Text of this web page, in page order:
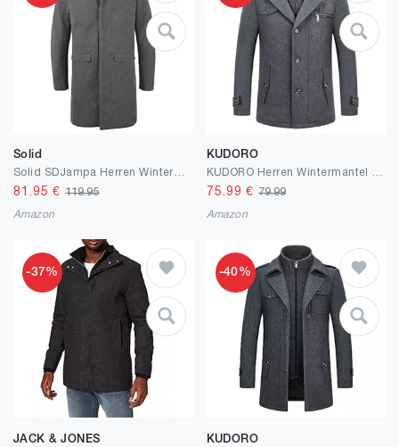
Solid
Solid SDJampa Herren Wintermantel Wollmantel Winterjacke mit Stehkragen Eingrifftaschen Regular fit
81.95 €119.95
Amazon
KUDORO
75.99 € 79.99
Amazon
-37%
JACK & JONES
-40%
KUDORO